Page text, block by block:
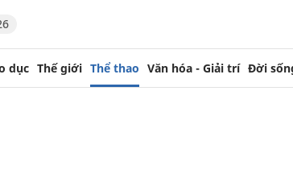
dục Thế giới Thể thao Văn hóa - Giải trí Đời